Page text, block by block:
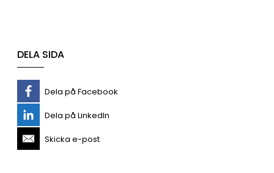
DELA SIDA
Dela på Facebook
Dela på LinkedIn
Skicka e-post